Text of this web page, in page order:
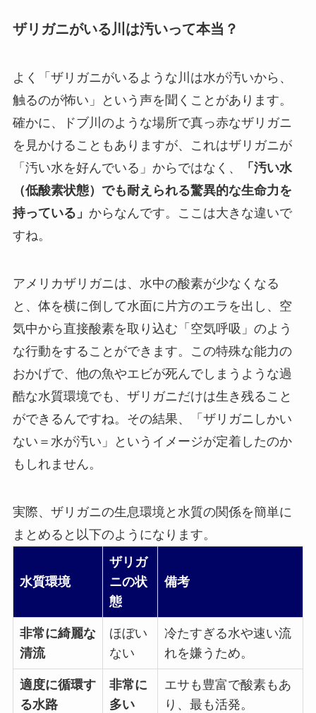
ザリガニがいる川は汚いって本当？
よく「ザリガニがいるような川は水が汚いから、
触るのが怖い」という声を聞くことがあります。
確かに、ドブ川のような場所で真っ赤なザリガニ
を見かけることもありますが、これはザリガニが
「汚い水を好んでいる」からではなく、
「汚い水
（低酸素状態）でも耐えられる驚異的な生命力を
持っている」 からなんです。ここは大きな違いで
すね。
アメリカザリガニは、水中の酸素が少なくなる
と、体を横に倒して水面に片方のエラを出し、空
気中から直接酸素を取り込む「空気呼吸」のよう
な行動をすることができます。この特殊な能力の
おかげで、他の魚やエビが死んでしまうような過
酷な水質環境でも、ザリガニだけは生き残ること
ができるんですね。その結果、「ザリガニしかい
ない＝水が汚い」というイメージが定着したのか
もしれません。
実際、ザリガニの生息環境と水質の関係を簡単に
まとめると以下のようになります。
水質環境
ザリガ
ニの状
態
備考
非常に綺麗な
清流
ほぼい
ない
冷たすぎる水や速い流
れを嫌うため。
適度に循環す
る水路
非常に
多い
エサも豊富で酸素もあ
り、最も活発。